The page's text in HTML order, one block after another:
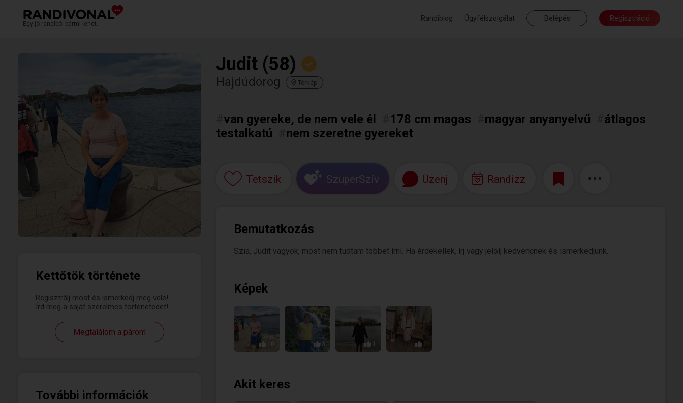
Egy jó randiból bármi lehet.
Randiblog Ügyfélszolgálat Belépés Regisztráció
Kettőtök története
Regisztrálj most és ismerkedj meg vele!
Írd meg a saját szerelmes történetedet!
Megtalálom a párom
További információk
Judit (58)
Hajdúdorog Térkép
van gyereke, de nem vele él 178 cm magas magyar anyanyelvű
átlagos
testalkatú
nem szeretne gyereket
Tetszik SzuperSzív Üzenj Randizz
Bemutatkozás
Szia, Judit vagyok, most nem tudtam többet írni. Ha érdekellek, írj vagy jelölj kedvencnek és ismerkedjünk.
Képek
10 3 1 1
Akit keres